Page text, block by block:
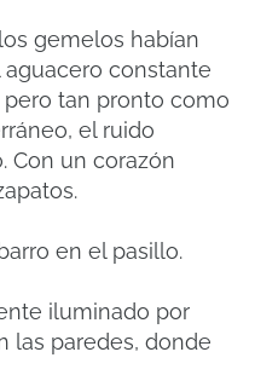
gemelos habían
constante
tan pronto como
el ruido
Con un corazón
en el pasillo.
iluminado por
las paredes, donde